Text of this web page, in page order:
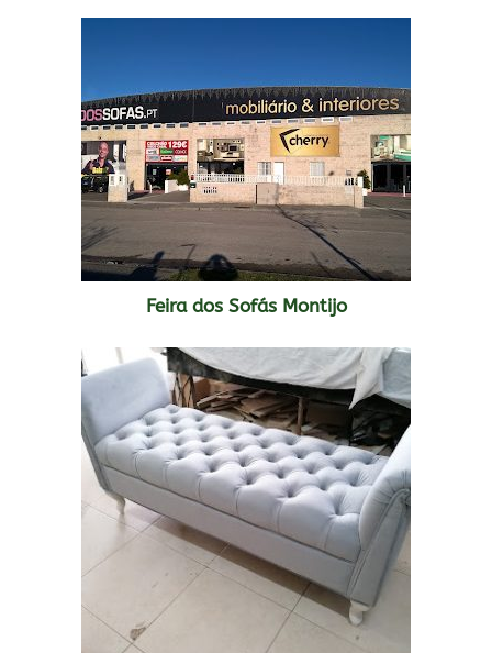
Feira dos Sofás Montijo